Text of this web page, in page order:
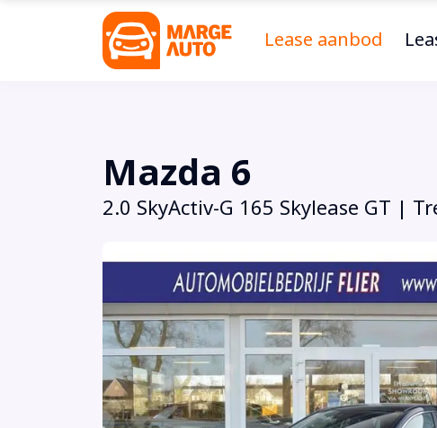
Lease aanbod
Mazda 6
2.0 SkyActiv-G 165 Skylease GT |